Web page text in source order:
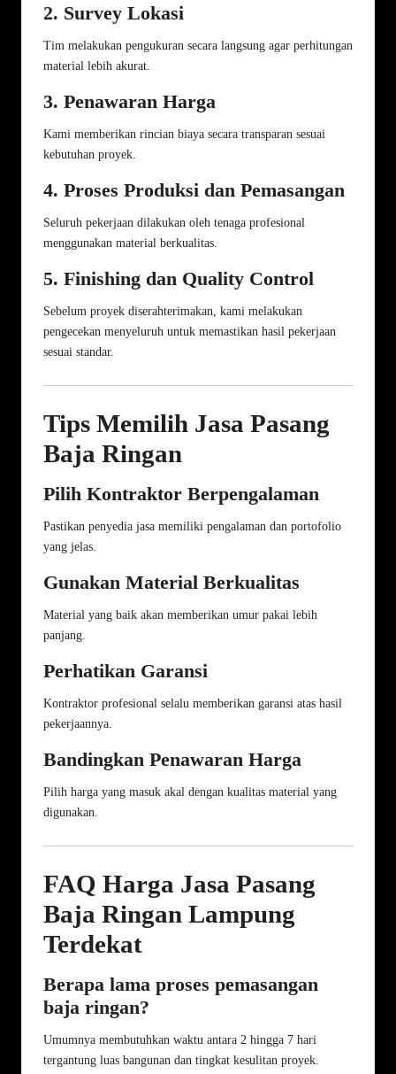
2. Survey Lokasi
Tim melakukan pengukuran secara langsung agar perhitungan
material lebih akurat.
3. Penawaran Harga
Kami memberikan rincian biaya secara transparan sesuai
kebutuhan proyek.
4. Proses Produksi dan Pemasangan
Seluruh pekerjaan dilakukan oleh tenaga profesional
menggunakan material berkualitas.
5. Finishing dan Quality Control
Sebelum proyek diserahterimakan, kami melakukan
pengecekan menyeluruh untuk memastikan hasil pekerjaan
sesuai standar.
Tips Memilih Jasa Pasang
Baja Ringan
Pilih Kontraktor Berpengalaman
Pastikan penyedia jasa memiliki pengalaman dan portofolio
yang jelas.
Gunakan Material Berkualitas
Material yang baik akan memberikan umur pakai lebih
panjang.
Perhatikan Garansi
Kontraktor profesional selalu memberikan garansi atas hasil
pekerjaannya.
Bandingkan Penawaran Harga
Pilih harga yang masuk akal dengan kualitas material yang
digunakan.
FAQ Harga Jasa Pasang
Baja Ringan Lampung
Terdekat
Berapa lama proses pemasangan
baja ringan?
Umumnya membutuhkan waktu antara 2 hingga 7 hari
tergantung luas bangunan dan tingkat kesulitan proyek.